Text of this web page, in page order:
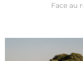
Face au